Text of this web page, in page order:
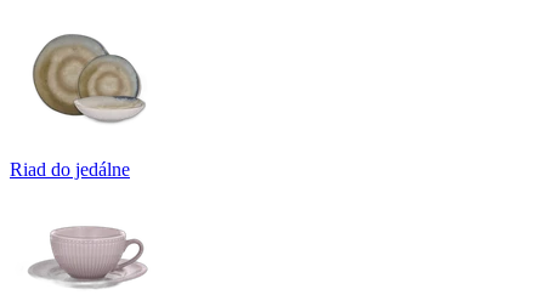
Riad do jedálne